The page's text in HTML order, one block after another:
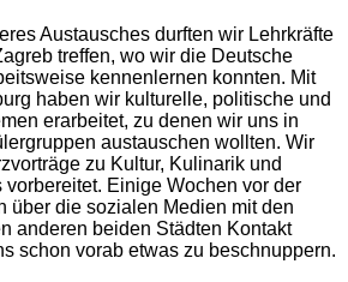
Austausches durften wir Lehrkräfte
treffen, wo wir die Deutsche
kennenlernen konnten. Mit
haben wir kulturelle, politische und
erarbeitet, zu denen wir uns in
austauschen wollten. Wir
zu Kultur, Kulinarik und
Einige Wochen vor der
über die sozialen Medien mit den
anderen beiden Städten Kontakt
schon vorab etwas zu beschnuppern.